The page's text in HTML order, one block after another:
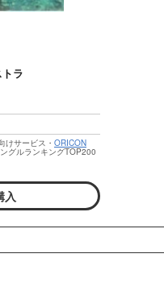
ラ
けサービス・ ORICON
グルランキングTOP200
入